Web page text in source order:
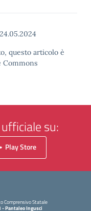
24.05.2024
questo articolo è
Commons
su:
Play Store
Comprensivo Statale
- Pantaleo Ingusci